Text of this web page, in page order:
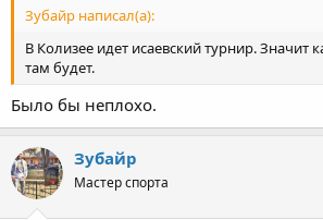
Зубайр написал(а):
В Колизее идет исаевский турнир. Значит
там будет.
Было бы неплохо.
Зубайр
Мастер спорта